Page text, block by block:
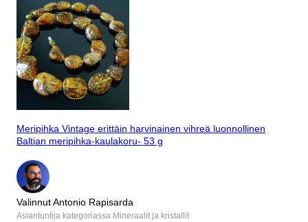
Meripihka Vintage erittäin harvinainen vihreä luonnollinen
Baltian meripihka-kaulakoru- 53 g
Valinnut Antonio Rapisarda
Asiantuntija kategoriassa Mineraalit ja kristallit